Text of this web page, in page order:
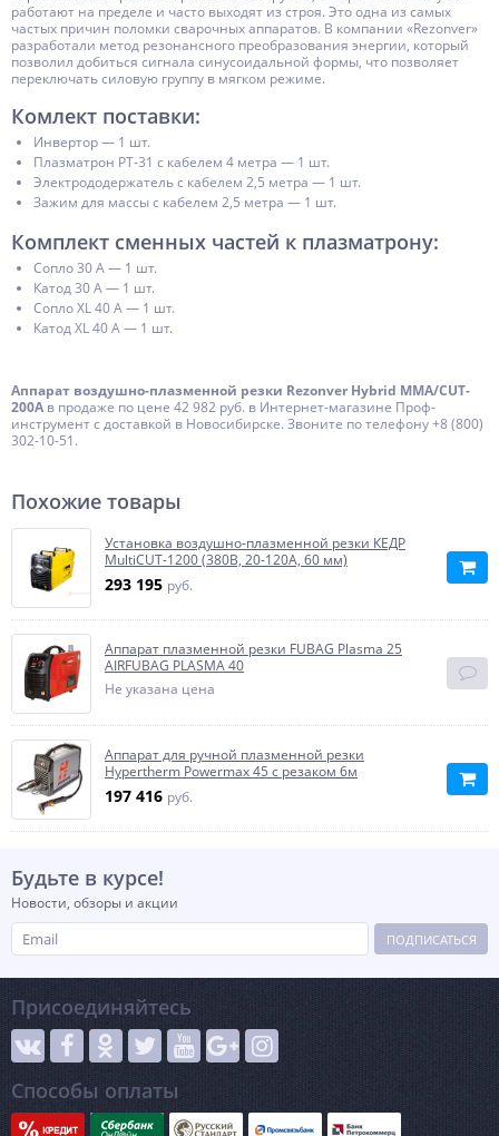
работают на пределе и часто выходят из строя. Это одна из самых
частых причин поломки сварочных аппаратов. В компании «Rezonver»
разработали метод резонансного преобразования энергии, который
позволил добиться сигнала синусоидальной формы, что позволяет
переключать силовую группу в мягком режиме.
Комлект поставки:
Инвертор — 1 шт.
Плазматрон РТ-31 с кабелем 4 метра — 1 шт.
Электрододержатель с кабелем 2,5 метра — 1 шт.
Зажим для массы с кабелем 2,5 метра — 1 шт.
Комплект сменных частей к плазматрону:
Сопло 30 А — 1 шт.
Катод 30 А — 1 шт.
Сопло XL 40 А — 1 шт.
Катод XL 40 А — 1 шт.
Aппарат воздушно-плазменной резки Rezonver Hybrid ММА/CUT-
200А в продаже по цене 42 982 руб. в Интернет-магазине Проф-
инструмент с доставкой в Новосибирске. Звоните по телефону +8 (800)
302-10-51.
Похожие товары
Установка воздушно-плазменной резки КЕДР
MultiCUT-1200 (380В, 20-120А, 60 мм)
293 195 руб.
Аппарат плазменной резки FUBAG Plasma 25
AIRFUBAG PLASMA 40
Не указана цена
Аппарат для ручной плазменной резки
Hypertherm Powermax 45 с резаком 6м
197 416 руб.
Будьте в курсе!
Новости, обзоры и акции
ПОДПИСАТЬСЯ
Присоединяйтесь
Способы оплаты